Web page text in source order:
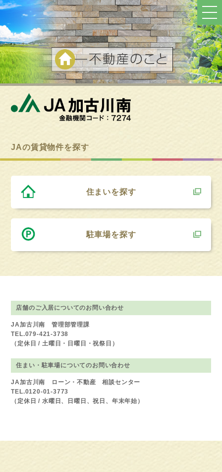
JAの賃貸物件を探す
住まいを探す
駐車場を探す
店舗のご入居についてのお問い合わせ
JA加古川南 管理部管理課
TEL.079-421-3738
（定休日 / 土曜日・日曜日・祝祭日）
住まい・駐車場についてのお問い合わせ
JA加古川南 ローン・不動産 相談センター
TEL.0120-01-3773
（定休日 / 水曜日、日曜日、祝日、年末年始）